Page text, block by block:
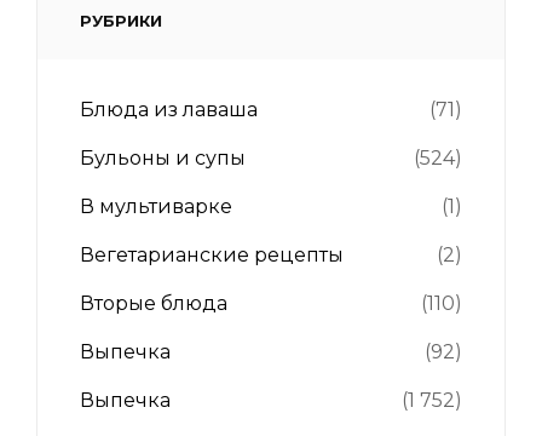
РУБРИКИ
Блюда из лаваша (71)
Бульоны и супы (524)
В мультиварке (1)
Вегетарианские рецепты (2)
Вторые блюда (110)
Выпечка (92)
Выпечка (1 752)